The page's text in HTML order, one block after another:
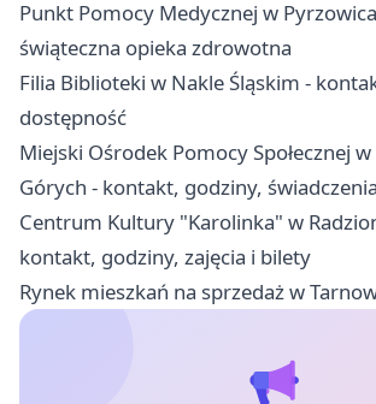
Punkt Pomocy Medycznej w
świąteczna opieka zdrowotna
Filia Biblioteki w Nakle Śląskim -
dostępność
Miejski Ośrodek Pomocy Społecznej
Górych - kontakt, godziny, świadczenia
Centrum Kultury "Karolinka" w
kontakt, godziny, zajęcia i bilety
Rynek mieszkań na sprzedaż w